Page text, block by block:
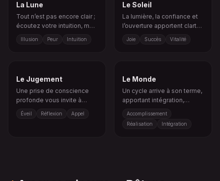
La Lune
Tout n’est pas encore clair ;
écoutez votre intuition, mais
Illusion Peur Intuition
Le Soleil
La lumière, la confiance et
l’ouverture apportent clarté
et énergie positive.
Joie Succès Vitalité
Le Jugement
Une prise de conscience
profonde vous invite à
revoir le passé et à choisir
Éveil Réflexion Appel
Le Monde
Un cycle arrive à son terme,
apportant intégration,
complétude.
Accomplissement
Réalisation
Intégration